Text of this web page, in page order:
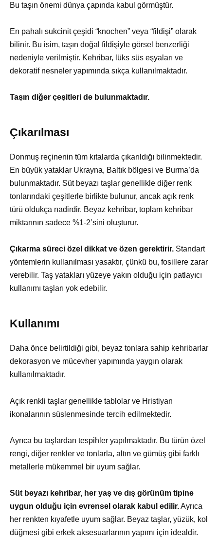
Bu taşın önemi dünya çapında kabul görmüştür.
En pahalı sukcinit çeşidi “knochen” veya “fildişi” olarak
bilinir. Bu isim, taşın doğal fildişiyle görsel benzerliği
nedeniyle verilmiştir. Kehribar, lüks süs eşyaları ve
dekoratif nesneler yapımında sıkça kullanılmaktadır.
Taşın diğer çeşitleri de bulunmaktadır.
Çıkarılması
Donmuş reçinenin tüm kıtalarda çıkarıldığı bilinmektedir.
En büyük yataklar Ukrayna, Baltık bölgesi ve Burma’da
bulunmaktadır. Süt beyazı taşlar genellikle diğer renk
tonlarındaki çeşitlerle birlikte bulunur, ancak açık renk
türü oldukça nadirdir. Beyaz kehribar, toplam kehribar
miktarının sadece %1-2’sini oluşturur.
Çıkarma süreci özel dikkat ve özen gerektirir. Standart
yöntemlerin kullanılması yasaktır, çünkü bu, fosillere zarar
verebilir. Taş yatakları yüzeye yakın olduğu için patlayıcı
kullanımı taşları yok edebilir.
Kullanımı
Daha önce belirtildiği gibi, beyaz tonlara sahip kehribarlar
dekorasyon ve mücevher yapımında yaygın olarak
kullanılmaktadır.
Açık renkli taşlar genellikle tablolar ve Hristiyan
ikonalarının süslenmesinde tercih edilmektedir.
Ayrıca bu taşlardan tespihler yapılmaktadır. Bu türün özel
rengi, diğer renkler ve tonlarla, altın ve gümüş gibi farklı
metallerle mükemmel bir uyum sağlar.
Süt beyazı kehribar, her yaş ve dış görünüm tipine
uygun olduğu için evrensel olarak kabul edilir.Ayrıca
her renkten kıyafetle uyum sağlar. Beyaz taşlar, yüzük, kol
düğmesi gibi erkek aksesuarlarının yapımı için idealdir.